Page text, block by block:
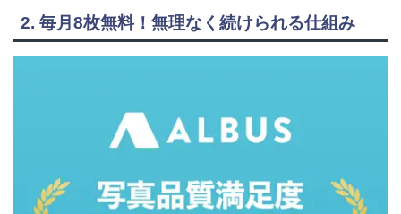
2. 毎月8枚無料！無理なく続けられる仕組み